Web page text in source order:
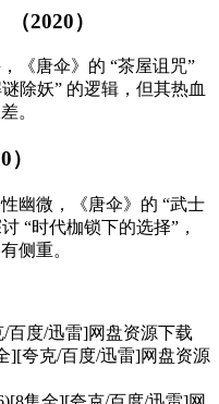
2020）
《唐伞》的 “茶屋诅咒”
除妖” 的逻辑，但其热血
。
幽微，《唐伞》的 “武士
“时代枷锁下的选择”，
侧重。
百度/迅雷]网盘资源下载
][夸克/百度/迅雷]网盘资源